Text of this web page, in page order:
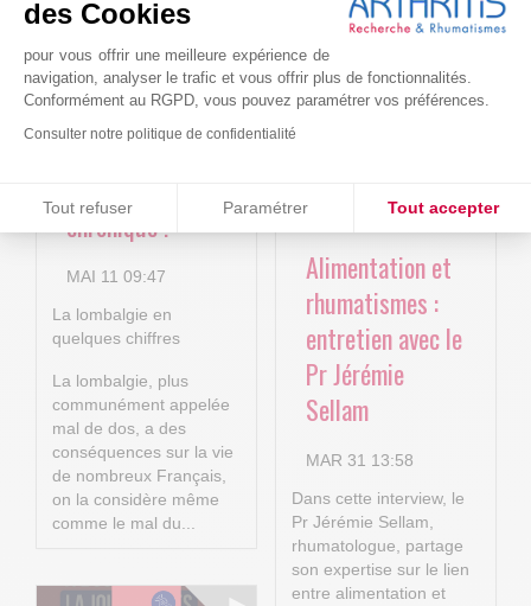
des Cookies
pour vous offrir une meilleure expérience de
navigation, analyser le trafic et vous offrir plus de fonctionnalités.
Conformément au RGPD, vous pouvez paramétrer vos préférences.
Consulter notre politique de confidentialité
Tout refuser Paramétrer Tout accepter
Axeptio consent
Plateforme de Gestion du Consentement : Personnalisez vos
Notre plateforme vous permet d'adapter et de gérer vos
4P : Les
nouvelles
technologies
numériques au
service de la
chronique !
MAI 11 09:47
La lombalgie en
quelques chiffres
La lombalgie, plus
communément appelée
mal de dos, a des
conséquences sur la vie
de nombreux Français,
on la considère même
comme le mal du...
Cure-RA
AVR 22 15:01
Alimentation et
rhumatismes :
entretien avec le
Pr Jérémie
Sellam
MAR 31 13:58
Dans cette interview, le
Pr Jérémie Sellam,
rhumatologue, partage
son expertise sur le lien
entre alimentation et